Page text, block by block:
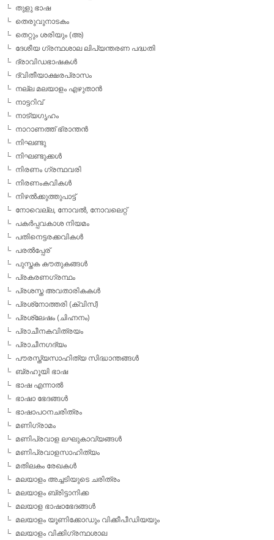
തുളു ഭാഷ
തെരുവുനാടകം
തെറ്റും ശരിയും (അ)
ദേശീയ ഗ്രന്ഥശാല ലിപ്യന്തരണ പദ്ധതി
ദ്രാവിഡഭാഷകള്‍
ദ്വിതീയാക്ഷരപ്രാസം
നല്ല മലയാളം എഴുതാന്‍
നാട്ടറിവ്
നാട്യഗൃഹം
നാറാണത്ത് ഭ്രാന്തന്‍
നിഘണ്ടു
നിഘണ്ടുക്കള്‍
നിരണം ഗ്രന്ഥവരി
നിരണംകവികള്‍
നിഴല്‍ക്കുത്തുപാട്ട്
നോവെല്ല, നോവല്‍, നോവലെറ്റ്
പകര്‍പ്പവകാശ നിയമം
പതിനെട്ടരക്കവികള്‍
പരല്‍പ്പേര്
പുസ്തക കൗതുകങ്ങള്‍
പ്രകരണഗ്രന്ഥം
പ്രശസ്ത അവതാരികകള്‍
പ്രശ്‌നോത്തരി (ക്വിസ്)
പ്രശ്ലേഷം (ചിഹ്നനം)
പ്രാചീനകവിത്രയം
പ്രാചീനഗദ്യം
പൗരസ്ത്യസാഹിത്യ സിദ്ധാന്തങ്ങള്‍
ബ്രഹൂയി ഭാഷ
ഭാഷ എന്നാല്‍
ഭാഷാ ഭേദങ്ങള്‍
ഭാഷാപഠനചരിത്രം
മണിഗ്രാമം
മണിപ്രവാള ലഘുകാവ്യങ്ങള്‍
മണിപ്രവാളസാഹിത്യം
മതിലകം രേഖകള്‍
മലയാളം അച്ചടിയുടെ ചരിത്രം
മലയാളം ബ്രിട്ടാനിക്ക
മലയാള ഭാഷാഭേദങ്ങള്‍
മലയാളം യൂണിക്കോഡും വിക്കീപീഡിയയും
മലയാളം വിക്കിഗ്രന്ഥശാല